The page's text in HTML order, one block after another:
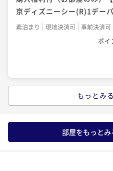
京ディズニーシー(R)1デー
素泊まり 現地決済可 事前決済可
ポイ
購入権利付（朝食付）【チ
現地決済可 事前決済可
ポイ
もっとみ
部屋をもっとみ